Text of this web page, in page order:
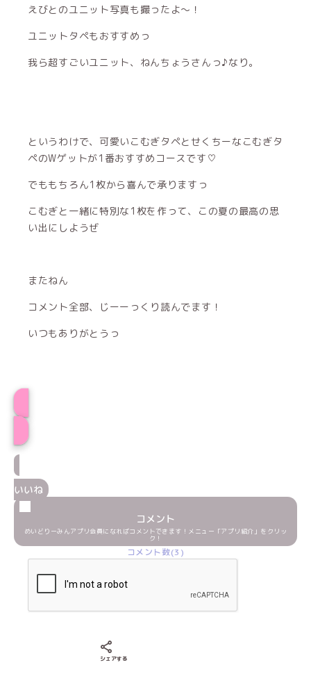
えびとのユニット写真も撮ったよ〜！
ユニットタペもおすすめっ
我ら超すごいユニット、ねんちょうさんっ♪なり。
というわけで、可愛いこむぎタペとせくちーなこむぎタ
ペのWゲットが1番おすすめコースです♡
でももちろん1枚から喜んで承りますっ
こむぎと一緒に特別な1枚を作って、この夏の最高の思
い出にしようぜ
またねん
コメント全部、じーーっくり読んでます！
いつもありがとうっ
いいね
コメント
めいどりーみんアプリ会員になればコメントできます！メニュー「アプリ紹介」をクリッ
ク！
コメント数(3)
シェアする